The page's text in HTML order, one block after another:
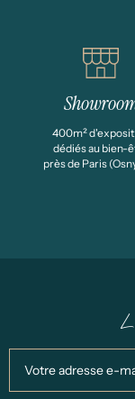
400m²
dédiés au bien-
près de Paris